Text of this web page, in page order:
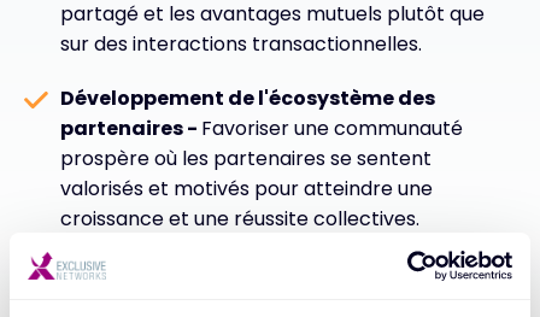
partagé et les avantages mutuels plutôt que
sur des interactions transactionnelles.
Développement de l'écosystème des
partenaires - Favoriser une communauté
prospère où les partenaires se sentent
valorisés et motivés pour atteindre une
croissance et une réussite collectives.